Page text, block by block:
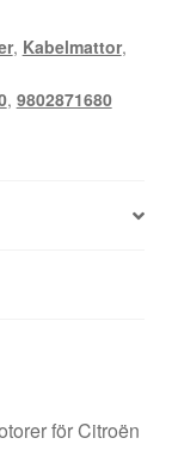
, Kabelmattor,
, 9802871680
för Citroën